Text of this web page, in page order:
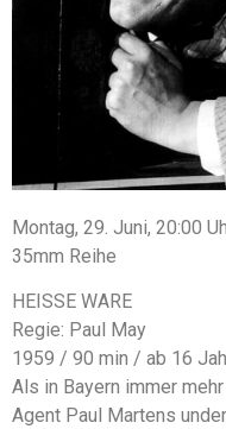
Montag, 29. Juni, 20:00
35mm Reihe
HEISSE WARE
Regie: Paul May
1959 / 90 min / ab 16
Als in Bayern immer
Agent Paul Martens